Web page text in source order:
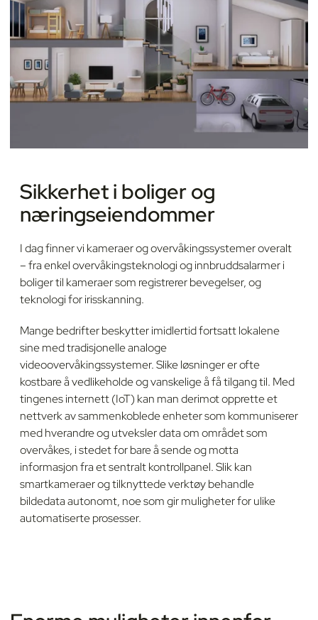
Sikkerhet i boliger og
næringseiendommer
I dag finner vi kameraer og overvåkingssystemer overalt
– fra enkel overvåkingsteknologi og innbruddsalarmer i
boliger til kameraer som registrerer bevegelser, og
teknologi for irisskanning.
Mange bedrifter beskytter imidlertid fortsatt lokalene
sine med tradisjonelle analoge
videoovervåkingssystemer. Slike løsninger er ofte
kostbare å vedlikeholde og vanskelige å få tilgang til. Med
tingenes internett (IoT) kan man derimot opprette et
nettverk av sammenkoblede enheter som kommuniserer
med hverandre og utveksler data om området som
overvåkes, i stedet for bare å sende og motta
informasjon fra et sentralt kontrollpanel. Slik kan
smartkameraer og tilknyttede verktøy behandle
bildedata autonomt, noe som gir muligheter for ulike
automatiserte prosesser.